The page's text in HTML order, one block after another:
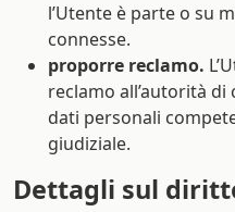
l’Utente è parte o su
connesse.
proporre reclamo.
reclamo all’autorità
dati personali
giudiziale.
Dettagli sul